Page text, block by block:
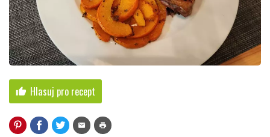
thumb_up Hlasuj pro recept
mail print